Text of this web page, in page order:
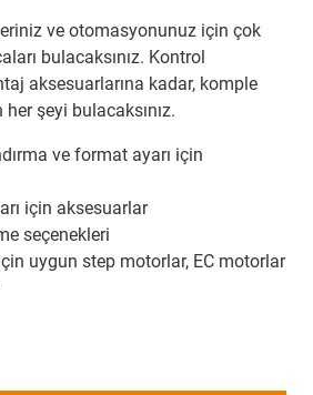
ve otomasyonunuz için çok
bulacaksınız. Kontrol
aksesuarlarına kadar, komple
şeyi bulacaksınız.
ve format ayarı için
için aksesuarlar
seçenekleri
uygun step motorlar, EC motorlar